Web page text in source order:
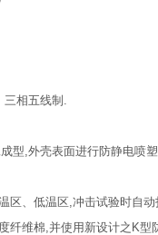
相五线制.
型,外壳表面进行防静电喷
区、低温区,冲击试验时自
纤维棉,并使用新设计之K型